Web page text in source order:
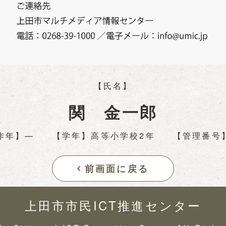
【氏名】
関 金一郎
年】― 【学年】高等小学校2年 【管理番
前画面に戻る
上田市市民ICT推進センター